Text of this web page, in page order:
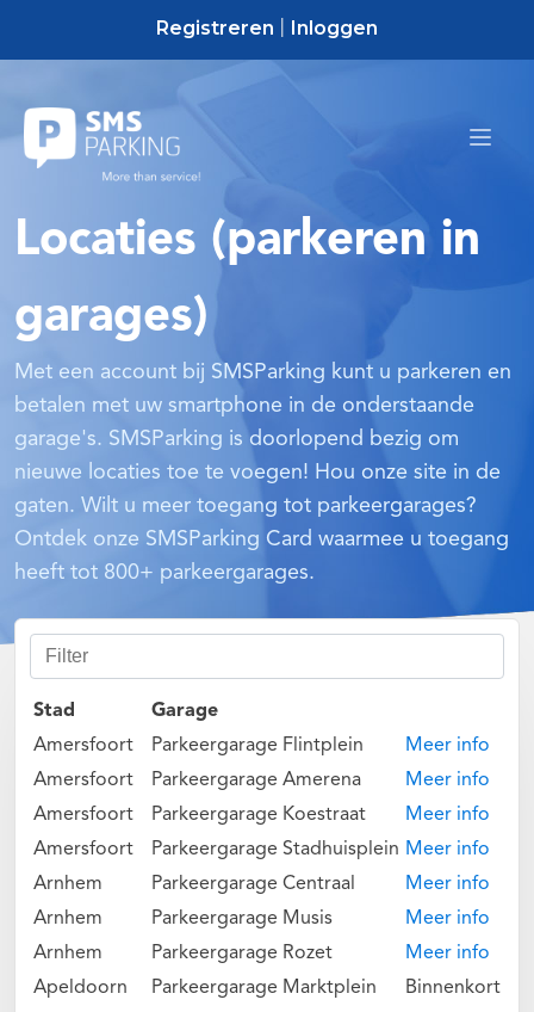
Registreren Inloggen
Locaties (parkeren in
garages)
Met een account bij SMSParking kunt u parkeren en
betalen met uw smartphone in de onderstaande
garage's. SMSParking is doorlopend bezig om
nieuwe locaties toe te voegen! Hou onze site in de
gaten. Wilt u meer toegang tot parkeergarages?
Ontdek onze SMSParking Card waarmee u toegang
heeft tot 800+ parkeergarages.
Stad
Garage
Amersfoort
Parkeergarage Flintplein
Meer info
Amersfoort
Parkeergarage Amerena
Meer info
Amersfoort
Parkeergarage Koestraat
Meer info
Amersfoort
Parkeergarage Stadhuisplein Meer info
Arnhem
Parkeergarage Centraal
Meer info
Arnhem
Parkeergarage Musis
Meer info
Arnhem
Parkeergarage Rozet
Meer info
Apeldoorn
Parkeergarage Marktplein Binnenkort